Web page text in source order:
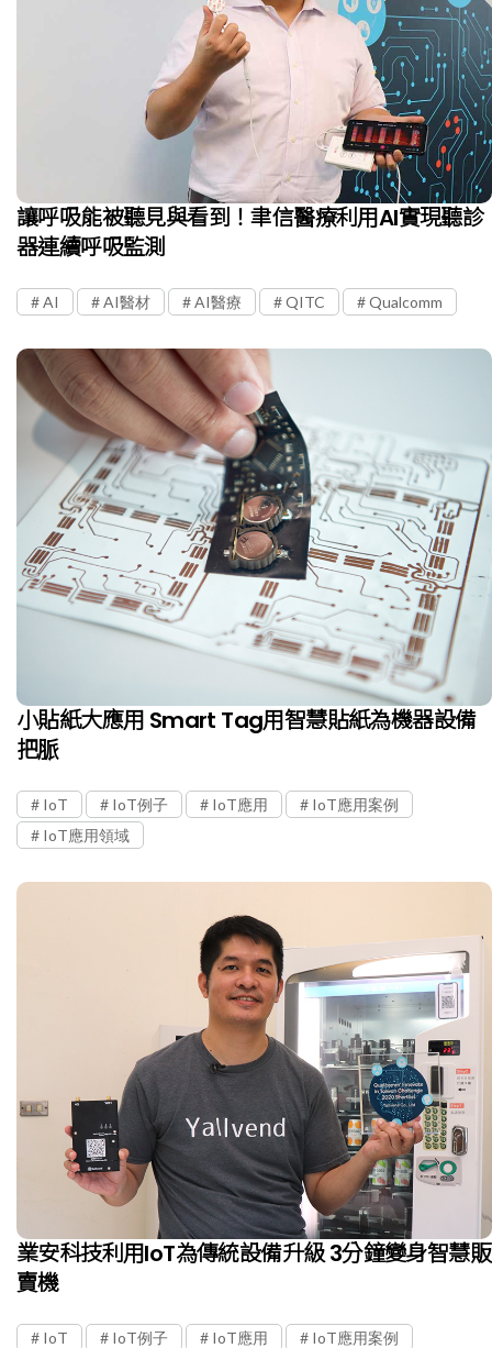
讓呼吸能被聽見與看到！聿信醫療利用AI實現聽診
器連續呼吸監測
AI AI醫材 AI醫療 QITC Qualcomm
小貼紙大應用 Smart Tag用智慧貼紙為機器設備
把脈
IoT IoT例子 IoT應用
IoT應用案例
IoT應用領域
業安科技利用IoT為傳統設備升級 3分鐘變身智慧販
賣機
IoT IoT例子 IoT應用
IoT應用案例